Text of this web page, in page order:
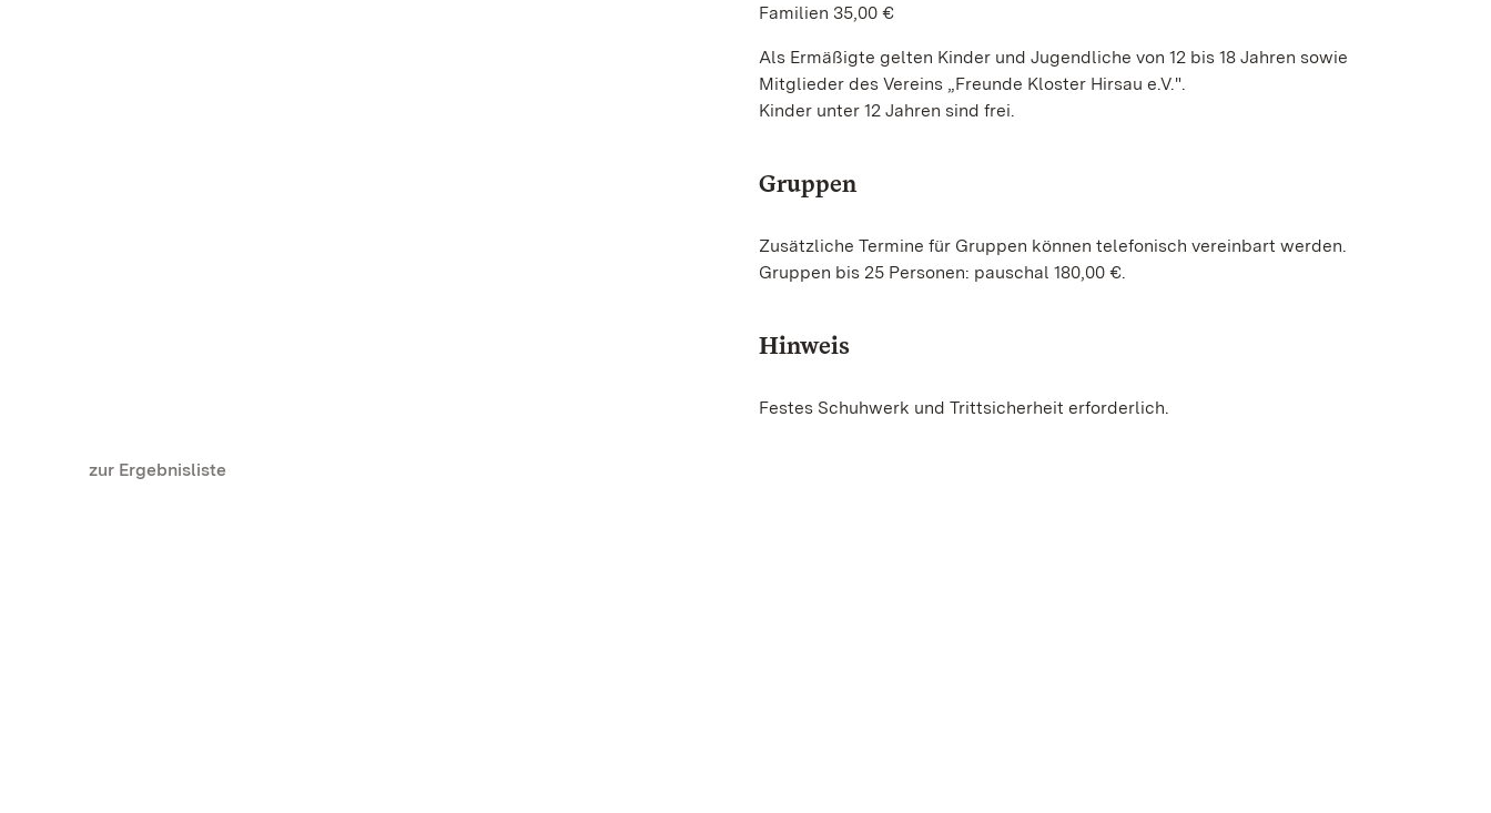
Familien 35,00 €
Als Ermäßigte gelten Kinder und Jugendliche von 12 bis 18 Jahren sowie
Mitglieder des Vereins „Freunde Kloster Hirsau e.V.".
Kinder unter 12 Jahren sind frei.
Gruppen
Zusätzliche Termine für Gruppen können telefonisch vereinbart werden.
Gruppen bis 25 Personen: pauschal 180,00 €.
Hinweis
Festes Schuhwerk und Trittsicherheit erforderlich.
zur Ergebnisliste